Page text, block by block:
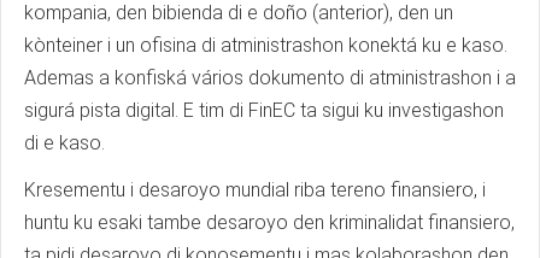
kompania, den bibienda di e doño (anterior), den un
kònteiner i un ofisina di atministrashon konektá ku e kaso.
Ademas a konfiská vários dokumento di atministrashon i a
sigurá pista digital. E tim di FinEC ta sigui ku investigashon
di e kaso.
Kresementu i desaroyo mundial riba tereno finansiero, i
huntu ku esaki tambe desaroyo den kriminalidat finansiero,